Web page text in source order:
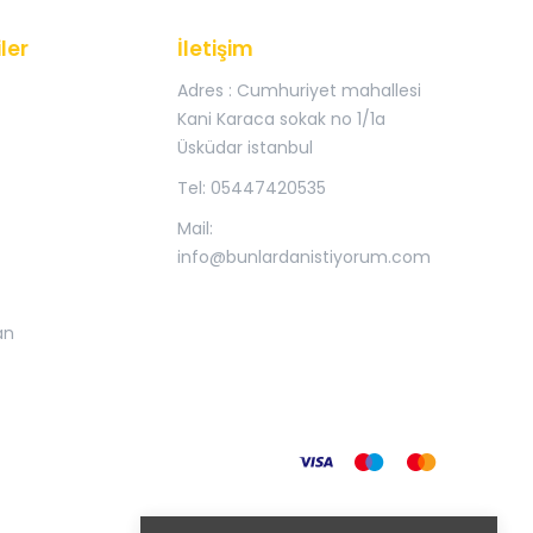
İletişim
Adres : Cumhuriyet mahallesi
Kani Karaca sokak no 1/1a
Üsküdar istanbul
Tel: 05447420535
Mail:
info@bunlardanistiyorum.com